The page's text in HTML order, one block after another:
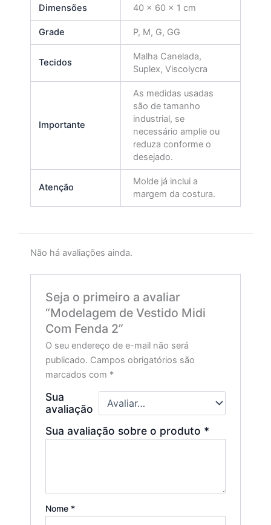
Dimensões 40 × 60 × 1 cm
Grade P, M, G, GG
Tecidos
Malha Canelada,
Suplex, Viscolycra
Importante
As medidas usadas
são de tamanho
industrial, se
necessário amplie ou
reduza conforme o
desejado.
Atenção
Molde já inclui a
margem da costura.
Não há avaliações ainda.
Seja o primeiro a avaliar
“Modelagem de Vestido Midi
Com Fenda 2”
O seu endereço de e-mail não será
publicado. Campos obrigatórios são
marcados com *
Sua
avaliação
Sua avaliação sobre o produto *
Nome *